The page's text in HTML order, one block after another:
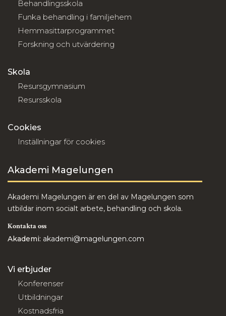
Behandlingsskola
Funka behandling i familjehem
Hemmasittarprogrammet
Forskning och utvärdering
Skola
Resursgymnasium
Resursskola
Cookies
Inställningar för cookies
Akademi Magelungen
Akademi Magelungen är en del av Magelungen som
utbildar inom socialt arbete, behandling och skola.
Kontakta oss
Akademi: akademi@magelungen.com
Vi erbjuder
Konferenser
Utbildningar
Kostnadsfria